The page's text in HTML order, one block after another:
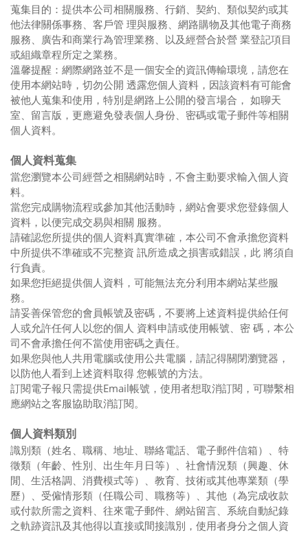
蒐集目的：提供本公司相關服務、行銷、契約、類似契約或其
他法律關係事務、客戶管 理與服務、網路購物及其他電子商務
服務、廣告和商業行為管理業務、以及經營合於營 業登記項目
或組織章程所定之業務。
溫馨提醒：網際網路並不是一個安全的資訊傳輸環境，請您在
使用本網站時，切勿公開 透露您個人資料，因該資料有可能會
被他人蒐集和使用，特別是網路上公開的發言場合， 如聊天
室、留言版，更應避免發表個人身份、密碼或電子郵件等相關
個人資料。
個人資料蒐集
當您瀏覽本公司經營之相關網站時，不會主動要求輸入個人資
料。
當您完成購物流程或參加其他活動時，網站會要求您登錄個人
資料，以便完成交易與相關 服務。
請確認您所提供的個人資料真實準確，本公司不會承擔您資料
中所提供不準確或不完整資 訊所造成之損害或錯誤，此 將須自
行負責。
如果您拒絕提供個人資料，可能無法充分利用本網站某些服
務。
請妥善保管您的會員帳號及密碼，不要將上述資料提供給任何
人或允許任何人以您的個人 資料申請或使用帳號、密 碼，本公
司不會承擔任何不當使用密碼之責任。
如果您與他人共用電腦或使用公共電腦，請記得關閉瀏覽器，
以防他人看到上述資料取得 您帳號的方法。
訂閱電子報只需提供Email帳號，使用者想取消訂閱，可聯繫相
應網站之客服協助取消訂閱。
個人資料類別
識別類（姓名、職稱、地址、聯絡電話、電子郵件信箱）、特
徵類（年齡、性別、出生年月日等）、社會情況類（興趣、休
閒、生活格調、消費模式等）、教育、技術或其他專業類（學
歷）、受僱情形類（任職公司、職務等）、其他（為完成收款
或付款所需之資料、往來電子郵件、網站留言、系統自動紀錄
之軌跡資訊及其他得以直接或間接識別，使用者身分之個人資